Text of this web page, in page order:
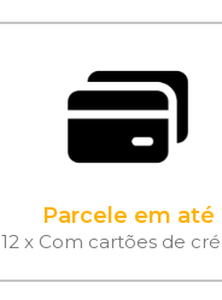
Parcele em até
12 x Com cartões de